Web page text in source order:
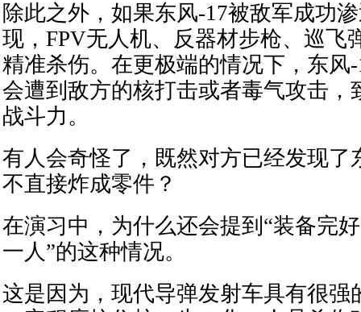
除此之外，如果东风-17被敌军成功
现，FPV无人机、反器材步枪、巡飞
精准杀伤。在更极端的情况下，东风
会遭到敌方的核打击或者毒气攻击，
战斗力。
有人会奇怪了，既然对方已经发现了
不直接炸成零件？
在演习中，为什么还会提到“装备完
一人”的这种情况。
这是因为，现代导弹发射车具有很强